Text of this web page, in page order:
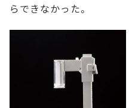
らできなかった。